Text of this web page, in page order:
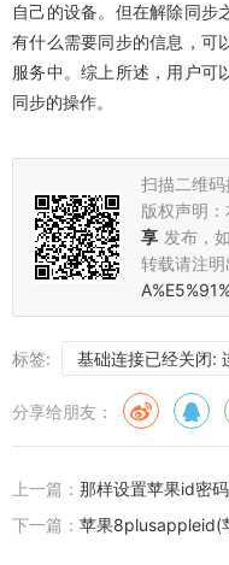
自己的设备。但在解除同步
有什么需要同步的信息，可
服务中。综上所述，用户可
同步的操作。
扫描二维码
版权声明
享 发布，
转载请注明
标签: 基础连接已经关闭:
分享给朋友：
上一篇： 那样设置苹果id密码(苹
下一篇： 苹果8plusappleid(